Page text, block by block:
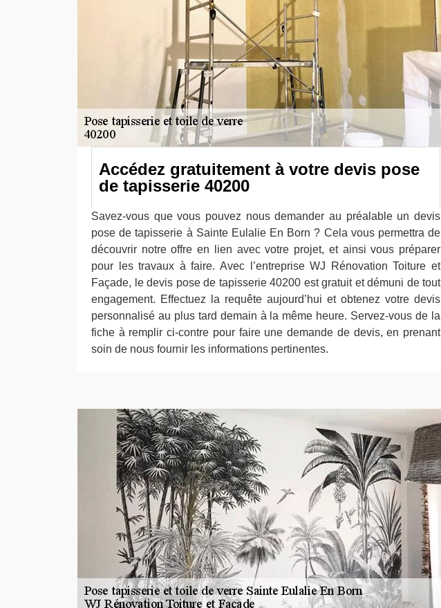
Accédez gratuitement à votre devis pose
de tapisserie 40200
Savez-vous que vous pouvez nous demander au préalable un devis
pose de tapisserie à Sainte Eulalie En Born ? Cela vous permettra de
découvrir notre offre en lien avec votre projet, et ainsi vous préparer
pour les travaux à faire. Avec l’entreprise WJ Rénovation Toiture et
Façade, le devis pose de tapisserie 40200 est gratuit et démuni de tout
engagement. Effectuez la requête aujourd’hui et obtenez votre devis
personnalisé au plus tard demain à la même heure. Servez-vous de la
fiche à remplir ci-contre pour faire une demande de devis, en prenant
soin de nous fournir les informations pertinentes.